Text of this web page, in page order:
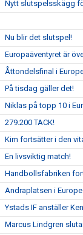
Nytt slutspelsskägg
Nu blir det slutspel!
Europaäventyret är
Åttondelsfinal i
På tisdag gäller det!
Niklas på topp 10 i
279.200 TACK!
Kim fortsätter i den
En livsviktig match!
Handbollsfabriken
Andraplatsen i
Ystads IF anställer
Marcus Lindgren